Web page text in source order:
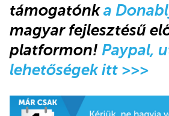
támogatónka
magyar fejlesztésű
platformon! Paypal,
lehetőségek itt >>>